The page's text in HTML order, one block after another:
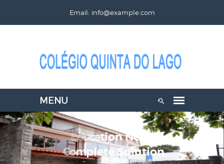
Email: info@example.com